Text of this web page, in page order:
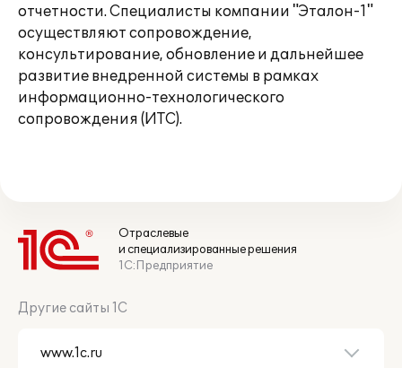
отчетности. Специалисты компании "Эталон-1"
осуществляют сопровождение,
консультирование, обновление и дальнейшее
развитие внедренной системы в рамках
информационно-технологического
сопровождения (ИТС).
Отраслевые
и специализированные решения
1С:Предприятие
Другие сайты 1С